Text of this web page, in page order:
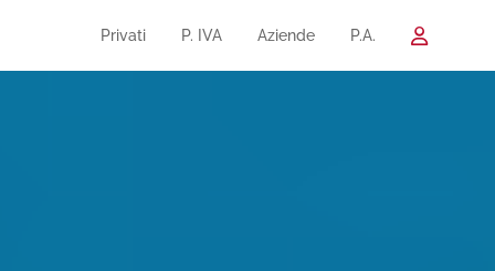
Privati P. IVA Aziende P.A.